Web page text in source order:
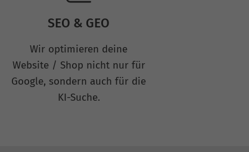
SEO & GEO
Wir optimieren deine
Website / Shop nicht nur für
Google, sondern auch für die
KI-Suche.